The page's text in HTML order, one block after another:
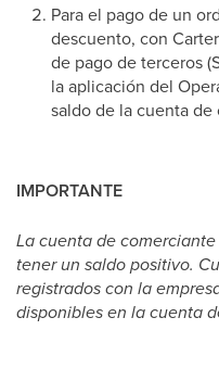
Para el pago de un
descuento, con
de pago de terceros
la aplicación del
saldo de la cuenta
IMPORTANTE
La cuenta de
tener un saldo positivo.
registrados con la
disponibles en la cuenta